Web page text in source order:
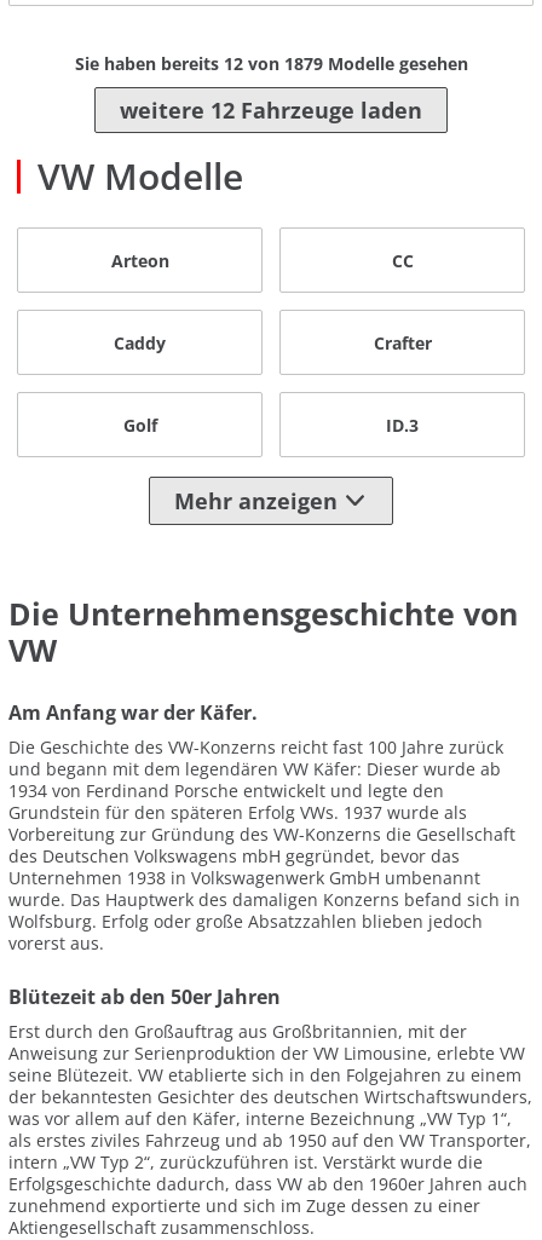
Sie haben bereits 12von 1879Modelle gesehen
weitere 12 Fahrzeuge laden
VW Modelle
Arteon CC
Caddy Crafter
Golf ID.3
Mehr anzeigen
Die Unternehmensgeschichte von
VW
Am Anfang war der Käfer.
Die Geschichte des VW-Konzerns reicht fast 100 Jahre zurück
und begann mit dem legendären VW Käfer: Dieser wurde ab
1934 von Ferdinand Porsche entwickelt und legte den
Grundstein für den späteren Erfolg VWs. 1937 wurde als
Vorbereitung zur Gründung des VW-Konzerns die Gesellschaft
des Deutschen Volkswagens mbH gegründet, bevor das
Unternehmen 1938 in Volkswagenwerk GmbH umbenannt
wurde. Das Hauptwerk des damaligen Konzerns befand sich in
Wolfsburg. Erfolg oder große Absatzzahlen blieben jedoch
vorerst aus.
Blütezeit ab den 50er Jahren
Erst durch den Großauftrag aus Großbritannien, mit der
Anweisung zur Serienproduktion der VW Limousine, erlebte VW
seine Blütezeit. VW etablierte sich in den Folgejahren zu einem
der bekanntesten Gesichter des deutschen Wirtschaftswunders,
was vor allem auf den Käfer, interne Bezeichnung „VW Typ 1“,
als erstes ziviles Fahrzeug und ab 1950 auf den VW Transporter,
intern „VW Typ 2“, zurückzuführen ist. Verstärkt wurde die
Erfolgsgeschichte dadurch, dass VW ab den 1960er Jahren auch
zunehmend exportierte und sich im Zuge dessen zu einer
Aktiengesellschaft zusammenschloss.